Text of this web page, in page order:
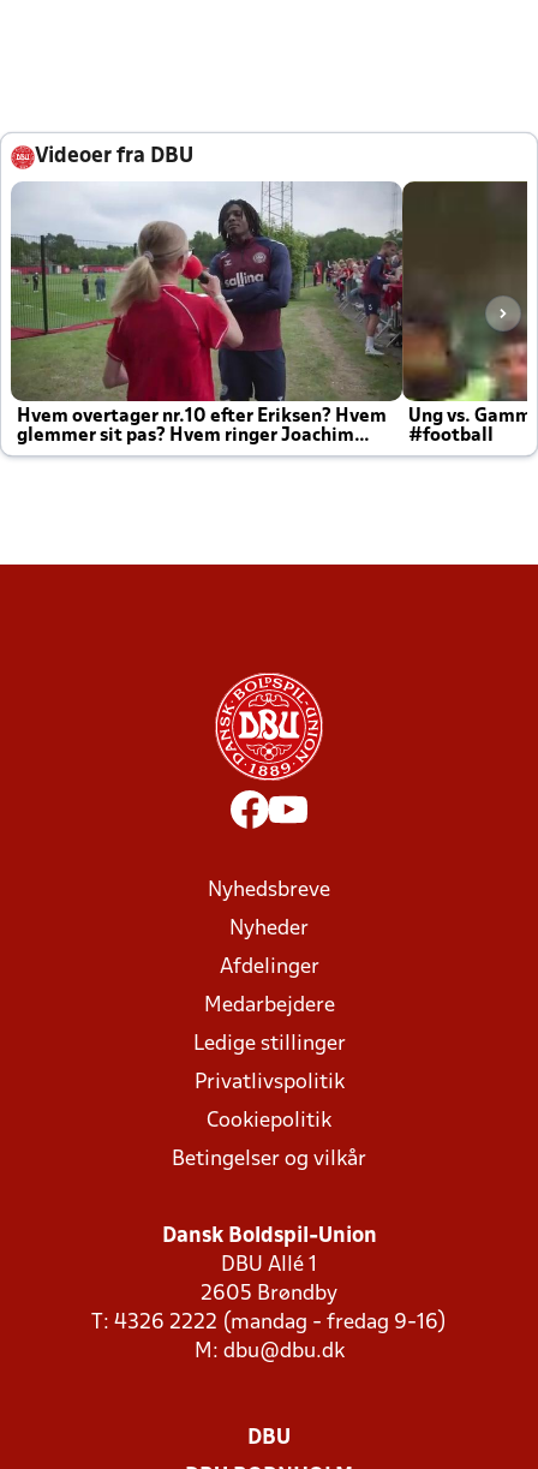
Videoer fra DBU
Hvem overtager nr.10 efter Eriksen? Hvem
glemmer sit pas? Hvem ringer Joachim
altid til efter kampe?
Ung vs.
#football
Nyhedsbreve
Nyheder
Afdelinger
Medarbejdere
Ledige stillinger
Privatlivspolitik
Cookiepolitik
Betingelser og vilkår
Dansk Boldspil-Union
DBU Allé 1
2605 Brøndby
T: 4326 2222 (mandag - fredag 9-16)
M: dbu@dbu.dk
DBU